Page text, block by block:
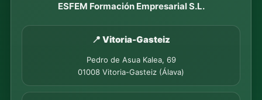
ESFEM Formación Empresarial S.L.
📍 Vitoria-Gasteiz
Pedro de Asua Kalea, 69
01008 Vitoria-Gasteiz (Álava)